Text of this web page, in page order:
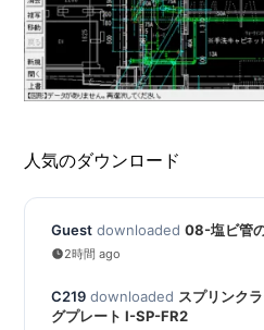
人気のダウンロード
Guest downloaded 08-塩ビ管
2時間 ago
C219 downloaded スプリンク
グプレート I-SP-FR2